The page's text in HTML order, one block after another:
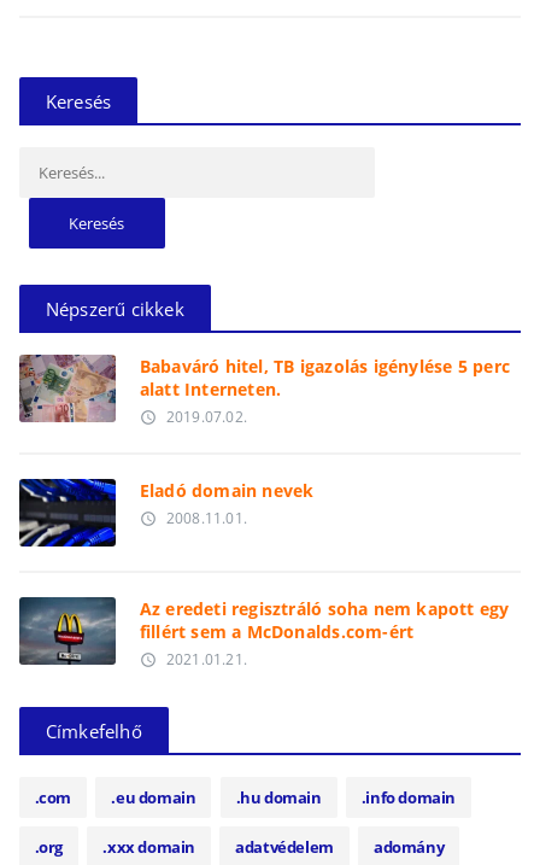
Keresés
Népszerű cikkek
Babaváró hitel, TB igazolás igénylése 5 perc
alatt Interneten.
access_time 2019.07.02.
Eladó domain nevek
access_time 2008.11.01.
Az eredeti regisztráló soha nem kapott egy
fillért sem a McDonalds.com-ért
access_time 2021.01.21.
Címkefelhő
.com .eu domain .hu domain .info domain
.org .xxx domain adatvédelem adomány